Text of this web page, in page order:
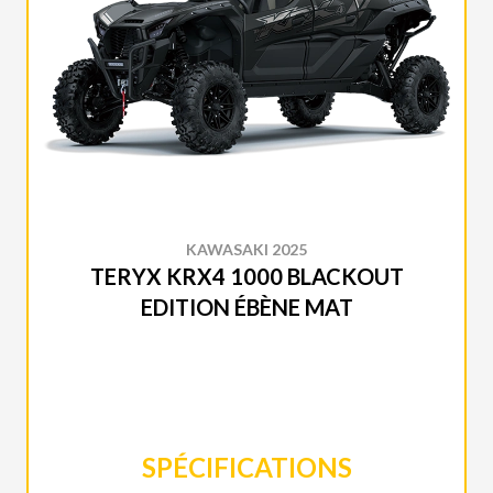
KAWASAKI 2025
TERYX KRX4 1000 BLACKOUT
EDITION ÉBÈNE MAT
SPÉCIFICATIONS